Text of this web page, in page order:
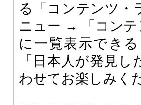
る「コンテンツ・
ニュー → 「コンテ
に一覧表示でき
「日本人が発見
わせてお楽しみく